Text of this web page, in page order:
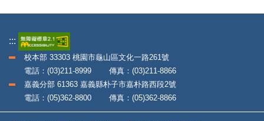
:::
校本部 33303 桃園市龜山區文化一路261號
電話：(03)211-8999 傳真：(03)211-8866
嘉義分部 61363 嘉義縣朴子市嘉朴路西段2號
電話：(05)362-8800 傳真：(05)362-8866